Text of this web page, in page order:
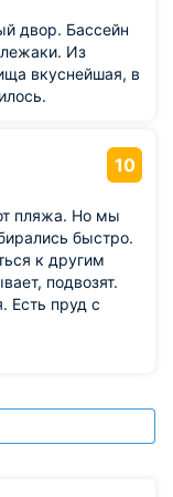
двор. Бассейн
лежаки. Из
вкуснейшая, в
10
пляжа. Но мы
быстро.
к другим
подвозят.
Есть пруд с
и чистом